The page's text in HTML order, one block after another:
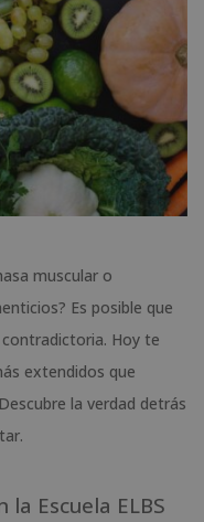
muscular o
Es posible que
Hoy te
extendidos que
la verdad detrás
Escuela ELBS